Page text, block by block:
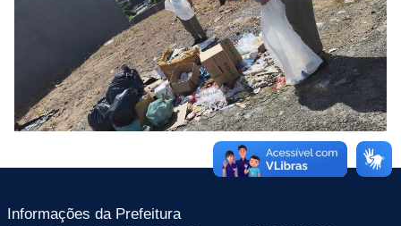
Informações da Prefeitura